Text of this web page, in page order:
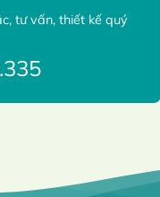
tư vấn, thiết kế quý